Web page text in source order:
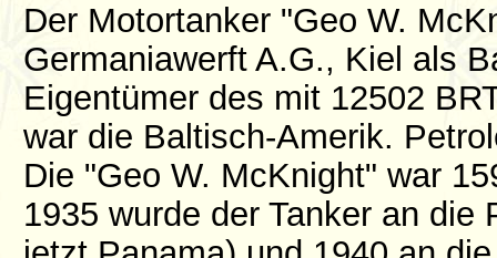
Der Motortanker "Geo W.
Germaniawerft A.G., Kiel als
Eigentümer des mit 12502
war die Baltisch-Amerik.
Die "Geo W. McKnight" war
1935 wurde der Tanker an die